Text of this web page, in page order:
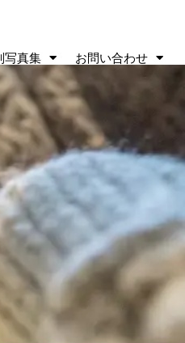
写真集 お問い合わせ